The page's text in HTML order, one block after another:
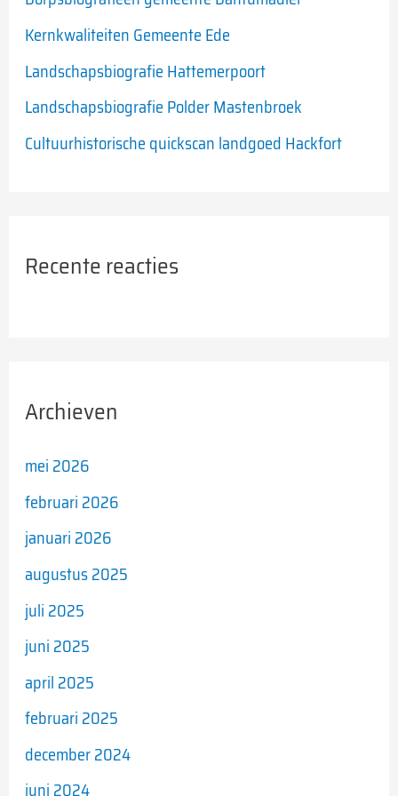
a
r
:
Kernkwaliteiten Gemeente Ede
Landschapsbiografie Hattemerpoort
Landschapsbiografie Polder Mastenbroek
Cultuurhistorische quickscan landgoed Hackfort
Recente reacties
Archieven
mei 2026
februari 2026
januari 2026
augustus 2025
juli 2025
juni 2025
april 2025
februari 2025
december 2024
juni 2024